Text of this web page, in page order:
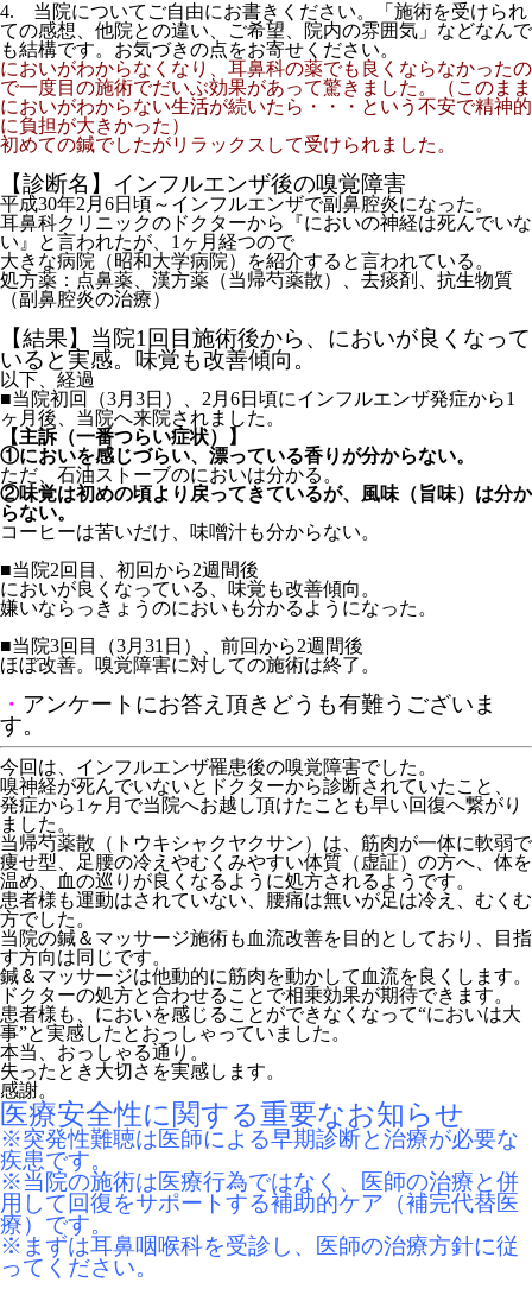
4. 当院についてご自由にお書きください。「施術を受けられ
ての感想、他院との違い、ご希望、院内の雰囲気」などなんで
も結構です。お気づきの点をお寄せください。
においがわからなくなり、耳鼻科の薬でも良くならなかったの
で一度目の施術でだいぶ効果があって驚きました。
（このまま
においがわからない生活が続いたら・・・という不安で精神的
に負担が大きかった）
初めての鍼でしたがリラックスして受けられました。
【診断名】インフルエンザ後の嗅覚障害
平成30年2月6日頃～インフルエンザで副鼻腔炎になった。
耳鼻科クリニックのドクターから『においの神経は死んでいな
い』と言われたが、1ヶ月経つので
大きな病院（昭和大学病院）を紹介すると言われている。
処方薬：点鼻薬、漢方薬（当帰芍薬散）、去痰剤、抗生物質
（副鼻腔炎の治療）
【結果】当院1回目施術後から、においが良くなって
いると実感。味覚も改善傾向。
以下、経過
■当院初回（3月3日）、2月6日頃にインフルエンザ発症から1
ヶ月後、当院へ来院されました。
【主訴（一番つらい症状）】
①においを感じづらい、漂っている香りが分からない。
ただ、石油ストーブのにおいは分かる。
②味覚は初めの頃より戻ってきているが、風味（旨味）は分か
らない。
コーヒーは苦いだけ、味噌汁も分からない。
■当院2回目、初回から2週間後
においが良くなっている、味覚も改善傾向。
嫌いならっきょうのにおいも分かるようになった。
■当院3回目（3月31日）、前回から2週間後
ほぼ改善。嗅覚障害に対しての施術は終了。
・ アンケートにお答え頂きどうも有難うございま
す。
今回は、インフルエンザ罹患後の嗅覚障害でした。
嗅神経が死んでいないとドクターから診断されていたこと、
発症から1ヶ月で当院へお越し頂けたことも早い回復へ繋がり
ました。
当帰芍薬散（トウキシャクヤクサン）は、筋肉が一体に軟弱で
痩せ型、足腰の冷えやむくみやすい体質（虚証）の方へ、体を
温め、血の巡りが良くなるように処方されるようです。
患者様も運動はされていない、腰痛は無いが足は冷え、むくむ
方でした。
当院の鍼＆マッサージ施術も血流改善を目的としており、目指
す方向は同じです。
鍼＆マッサージは他動的に筋肉を動かして血流を良くします。
ドクターの処方と合わせることで相乗効果が期待できます。
患者様も、においを感じることができなくなって“においは大
事”と実感したとおっしゃっていました。
本当、おっしゃる通り。
失ったとき大切さを実感します。
感謝。
医療安全性に関する重要なお知らせ
※突発性難聴は医師による早期診断と治療が必要な
疾患です。
※当院の施術は医療行為ではなく、医師の治療と併
用して回復をサポートする補助的ケア（補完代替医
療）です。
※まずは耳鼻咽喉科を受診し、医師の治療方針に従
ってください。